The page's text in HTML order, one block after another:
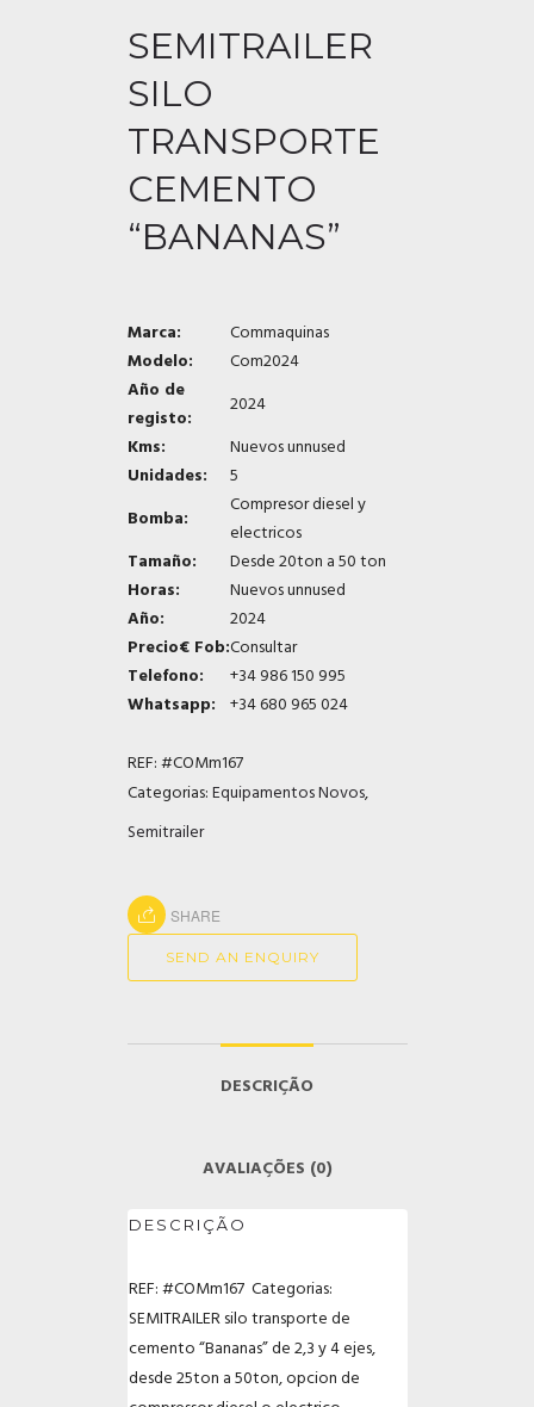
SEMITRAILER
SILO
TRANSPORTE
CEMENTO
“BANANAS”
Marca:
Commaquinas
Modelo:
Com2024
Año de
registo:
2024
Kms:
Nuevos unnused
Unidades:
5
Bomba:
Compresor diesel y
electricos
Tamaño:
Desde 20ton a 50 ton
Horas:
Nuevos unnused
Año:
2024
Precio€ Fob:Consultar
Telefono:
+34 986 150 995
Whatsapp: +34 680 965 024
REF:#COMm167
Categorias:Equipamentos Novos,
Semitrailer
SHARE
SEND AN ENQUIRY
DESCRIÇÃO
AVALIAÇÕES (0)
DESCRIÇÃO
REF: #COMm167 Categorias:
SEMITRAILER silo transporte de
cemento “Bananas” de 2,3 y 4 ejes,
desde 25ton a 50ton, opcion de